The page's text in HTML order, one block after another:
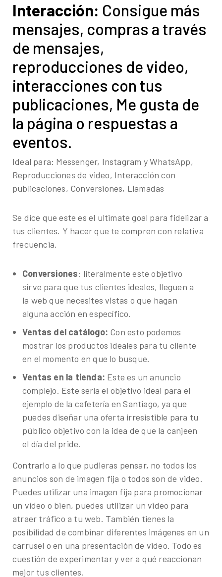
Interacción: Consigue más
mensajes, compras a través
de mensajes,
reproducciones de video,
interacciones con tus
publicaciones, Me gusta de
la página o respuestas a
eventos.
Ideal para: Messenger, Instagram y WhatsApp,
Reproducciones de video, Interacción con
publicaciones, Conversiones, Llamadas
Se dice que este es el ultimate goal para fidelizar a
tus clientes. Y hacer que te compren con relativa
frecuencia.
Conversiones: literalmente este objetivo
sirve para que tus clientes ideales, lleguen a
la web que necesites vistas o que hagan
alguna acción en específico.
Ventas del catálogo: Con esto podemos
mostrar los productos ideales para tu cliente
en el momento en que lo busque.
Ventas en la tienda: Este es un anuncio
complejo. Este sería el objetivo ideal para el
ejemplo de la cafetería en Santiago, ya que
puedes diseñar una oferta irresistible para tu
público objetivo con la idea de que la canjeen
el día del pride.
Contrario a lo que pudieras pensar, no todos los
anuncios son de imagen fija o todos son de video.
Puedes utilizar una imagen fija para promocionar
un video o bien, puedes utilizar un video para
atraer tráfico a tu web. También tienes la
posibilidad de combinar diferentes imágenes en un
carrusel o en una presentación de video. Todo es
cuestión de experimentar y ver a qué reaccionan
mejor tus clientes.